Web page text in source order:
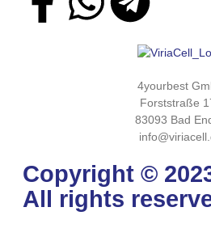
4yourbest
Forststraße
83093 Bad
Copyright ©
All rights